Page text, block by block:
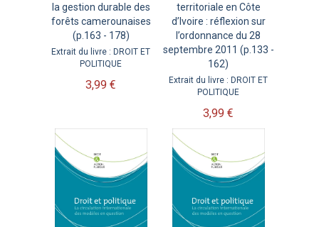
la gestion durable des
forêts camerounaises
(p.163 - 178)
Extrait du livre : DROIT ET
POLITIQUE
3,99 €
territoriale en Côte
d’Ivoire : réflexion sur
l’ordonnance du 28
septembre 2011 (p.133 -
162)
Extrait du livre : DROIT ET
POLITIQUE
3,99 €